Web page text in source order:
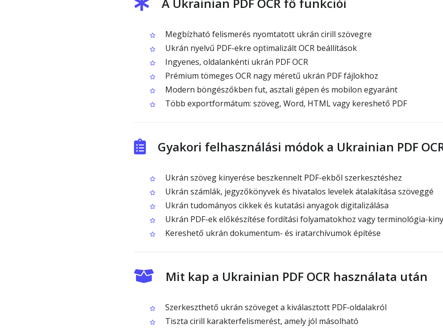
Megbízható felismerés nyomtatott ukrán cirill szövegre
Ukrán nyelvű PDF-ekre optimalizált OCR beállítások
Ingyenes, oldalankénti ukrán PDF OCR
Prémium tömeges OCR nagy méretű ukrán PDF fájlokhoz
Modern böngészőkben fut, asztali gépen és mobilon egyaránt
Több exportformátum: szöveg, Word, HTML vagy kereshető PDF
Gyakori felhasználási módok a Ukrainian PDF
Ukrán szöveg kinyerése beszkennelt PDF-ekből szerkesztéshez
Ukrán számlák, jegyzőkönyvek és hivatalos levelek átalakítása szöveggé
Ukrán tudományos cikkek és kutatási anyagok digitalizálása
Ukrán PDF-ek előkészítése fordítási folyamatokhoz vagy terminológia-
Kereshető ukrán dokumentum- és iratarchívumok építése
Mit kap a Ukrainian PDF OCR használata után
Szerkeszthető ukrán szöveget a kiválasztott PDF-oldalakról
Tiszta cirill karakterfelismerést, amely jól másolható